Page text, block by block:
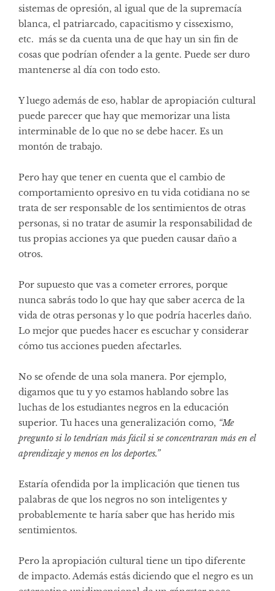
sistemas de opresión, al igual que de la supremacía
blanca, el patriarcado, capacitismo y cissexismo,
etc. más se da cuenta una de que hay un sin fin de
cosas que podrían ofender a la gente. Puede ser duro
mantenerse al día con todo esto.
Y luego además de eso, hablar de apropiación cultural
puede parecer que hay que memorizar una lista
interminable de lo que no se debe hacer. Es un
montón de trabajo.
Pero hay que tener en cuenta que el cambio de
comportamiento opresivo en tu vida cotidiana no se
trata de ser responsable de los sentimientos de otras
personas, si no tratar de asumir la responsabilidad de
tus propias acciones ya que pueden causar daño a
otros.
Por supuesto que vas a cometer errores, porque
nunca sabrás todo lo que hay que saber acerca de la
vida de otras personas y lo que podría hacerles daño.
Lo mejor que puedes hacer es escuchar y considerar
cómo tus acciones pueden afectarles.
No se ofende de una sola manera. Por ejemplo,
digamos que tu y yo estamos hablando sobre las
luchas de los estudiantes negros en la educación
superior. Tu haces una generalización como, “Me
pregunto si lo tendrían más fácil si se concentraran más en el
aprendizaje y menos en los deportes.”
Estaría ofendida por la implicación que tienen tus
palabras de que los negros no son inteligentes y
probablemente te haría saber que has herido mis
sentimientos.
Pero la apropiación cultural tiene un tipo diferente
de impacto. Además estás diciendo que el negro es un